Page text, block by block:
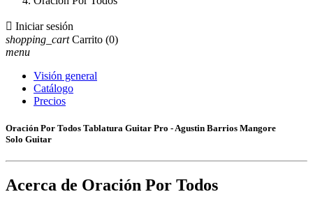
 Iniciar sesión
shopping_cart Carrito (0)
menu
Visión general
Catálogo
Precios
Oración Por Todos Tablatura Guitar Pro - Agustin Barrios Mangore
Solo Guitar
Acerca de Oración Por Todos